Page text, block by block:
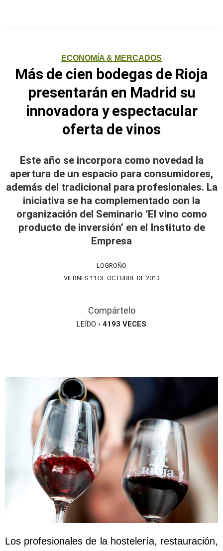
ECONOMÍA & MERCADOS
Más de cien bodegas de Rioja
presentarán en Madrid su
innovadora y espectacular
oferta de vinos
Este año se incorpora como novedad la
apertura de un espacio para consumidores,
además del tradicional para profesionales. La
iniciativa se ha complementado con la
organización del Seminario ‘El vino como
producto de inversión’ en el Instituto de
Empresa
LOGROÑO
VIERNES 11 DE OCTUBRE DE 2013
Compártelo
LEÍDO › 4193 VECES
Los profesionales de la hostelería, restauración,